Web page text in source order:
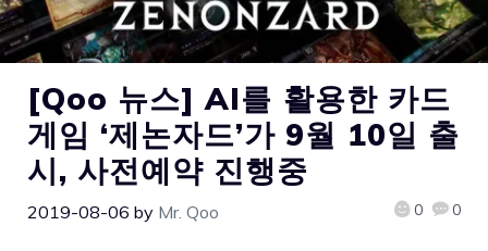
[Qoo 뉴스] AI를 활용한 카드
게임 ‘제논자드’가 9월 10일 출
시, 사전예약 진행중
2019-08-06 by Mr. Qoo 0 0